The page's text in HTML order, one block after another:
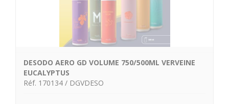
DESODO AERO GD VOLUME 750/500ML VERVEINE
EUCALYPTUS
Réf. 170134 / DGVDESO